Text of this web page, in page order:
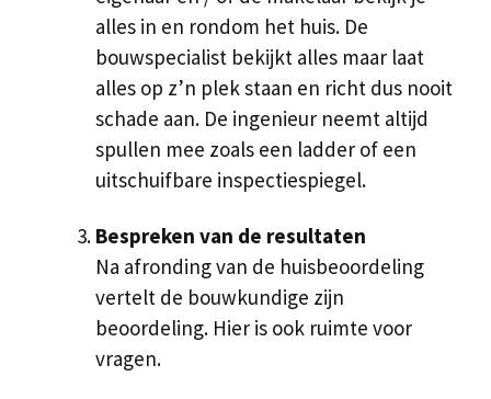
alles in en rondom het huis. De
bouwspecialist bekijkt alles maar laat
alles op z’n plek staan en richt dus nooit
schade aan. De ingenieur neemt altijd
spullen mee zoals een ladder of een
uitschuifbare inspectiespiegel.
Bespreken van de resultaten
Na afronding van de huisbeoordeling
vertelt de bouwkundige zijn
beoordeling. Hier is ook ruimte voor
vragen.